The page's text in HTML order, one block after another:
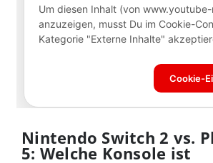
Nintendo Switch 2 vs.
5: Welche Konsole ist